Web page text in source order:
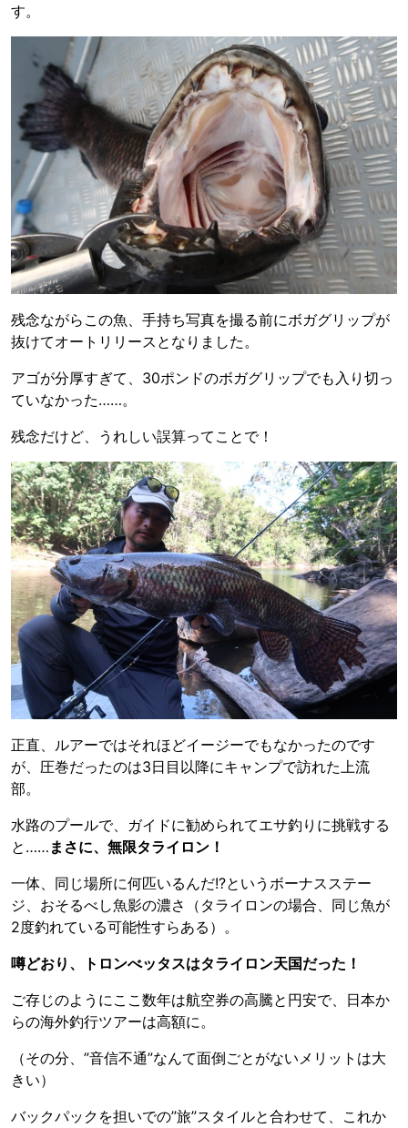
す。
残念ながらこの魚、手持ち写真を撮る前にボガグリップが
抜けてオートリリースとなりました。
アゴが分厚すぎて、30ポンドのボガグリップでも入り切っ
ていなかった……。
残念だけど、うれしい誤算ってことで！
正直、ルアーではそれほどイージーでもなかったのです
が、圧巻だったのは3日目以降にキャンプで訪れた上流
部。
水路のプールで、ガイドに勧められてエサ釣りに挑戦する
と…… まさに、無限タライロン！
一体、同じ場所に何匹いるんだ!?というボーナスステー
ジ、おそるべし魚影の濃さ（タライロンの場合、同じ魚が
2度釣れている可能性すらある）。
噂どおり、トロンべッタスはタライロン天国だった！
ご存じのようにここ数年は航空券の高騰と円安で、日本か
らの海外釣行ツアーは高額に。
（その分、”音信不通”なんて面倒ごとがないメリットは大
きい）
バックパックを担いでの”旅”スタイルと合わせて、これか